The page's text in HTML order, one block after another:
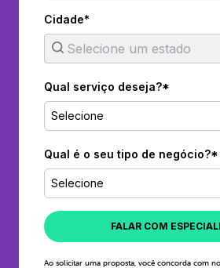
Cidade*
Qual serviço deseja?*
Selecione
Qual é o seu tipo de negócio?*
Selecione
FALAR COM
Ao solicitar uma proposta, você concorda com